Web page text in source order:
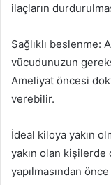
ilaçların
Sağlıklı beslenme:
vücudunuzun
Ameliyat öncesi
verebilir.
İdeal kiloya yakın
yakın olan kişilerde
yapılmasından